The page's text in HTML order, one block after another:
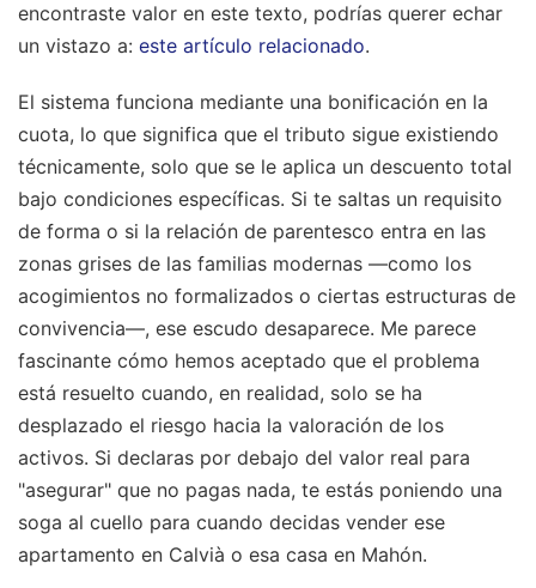
encontraste valor en este texto, podrías querer echar
un vistazo a: este artículo relacionado.
El sistema funciona mediante una bonificación en la
cuota, lo que significa que el tributo sigue existiendo
técnicamente, solo que se le aplica un descuento total
bajo condiciones específicas. Si te saltas un requisito
de forma o si la relación de parentesco entra en las
zonas grises de las familias modernas —como los
acogimientos no formalizados o ciertas estructuras de
convivencia—, ese escudo desaparece. Me parece
fascinante cómo hemos aceptado que el problema
está resuelto cuando, en realidad, solo se ha
desplazado el riesgo hacia la valoración de los
activos. Si declaras por debajo del valor real para
"asegurar" que no pagas nada, te estás poniendo una
soga al cuello para cuando decidas vender ese
apartamento en Calvià o esa casa en Mahón.